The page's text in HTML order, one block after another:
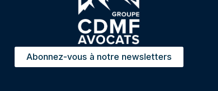
Abonnez-vous à notre newsletters